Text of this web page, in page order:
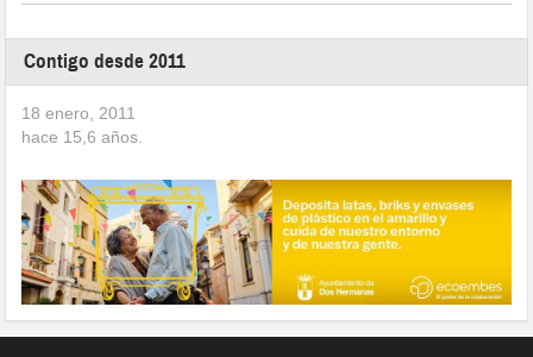
Contigo desde 2011
18 enero, 2011
hace 15,6 años.